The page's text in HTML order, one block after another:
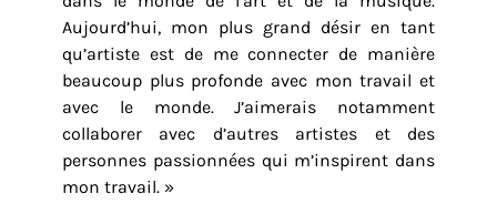
Aujourd’hui, mon plus grand désir en tant
qu’artiste est de me connecter de manière
beaucoup plus profonde avec mon travail et
avec le monde. J’aimerais notamment
collaborer avec d’autres artistes et des
personnes passionnées qui m’inspirent dans
mon travail. »